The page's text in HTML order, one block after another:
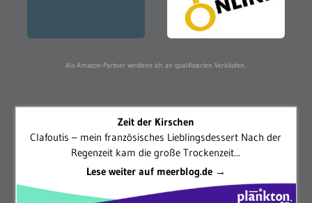
Als Amazon-Partner verdiene ich an qualifizierten Verkäufen.
Zeit der Kirschen
Clafoutis – mein französisches Lieblingsdessert Nach der
Regenzeit kam die große Trockenzeit...
Lese weiter auf meerblog.de →